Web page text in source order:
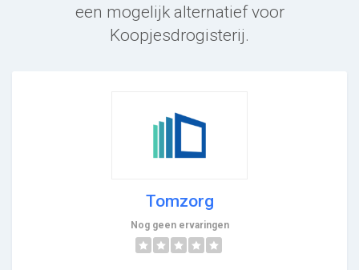
een mogelijk alternatief voor
Koopjesdrogisterij.
Tomzorg
Nog geen ervaringen